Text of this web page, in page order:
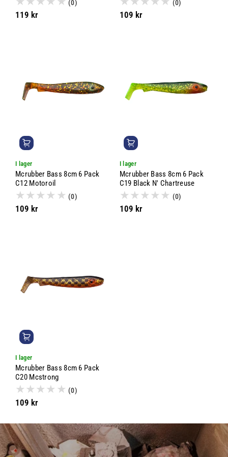
(0)
119 kr
(0)
109 kr
I lager
Mcrubber Bass 8cm 6 Pack
C12 Motoroil
(0)
109 kr
I lager
Mcrubber Bass 8cm 6 Pack
C19 Black N' Chartreuse
(0)
109 kr
I lager
Mcrubber Bass 8cm 6 Pack
C20 Mcstrong
(0)
109 kr